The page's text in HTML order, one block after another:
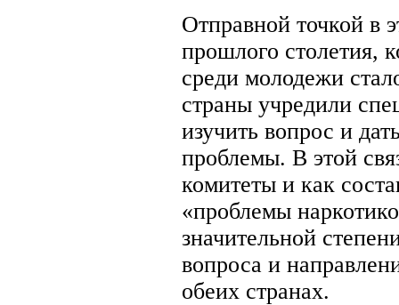
Отправной точкой в
прошлого столетия,
среди молодежи
страны учредили
изучить вопрос и
проблемы. В этой
комитеты и как
«проблемы
значительной
вопроса и
обеих странах.